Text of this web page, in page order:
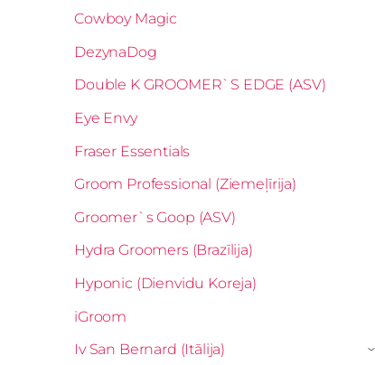
Cowboy Magic
DezynaDog
Double K GROOMER`S EDGE (ASV)
Eye Envy
Fraser Essentials
Groom Professional (Ziemeļīrija)
Groomer`s Goop (ASV)
Hydra Groomers (Brazīlija)
Hyponic (Dienvidu Koreja)
iGroom
Iv San Bernard (Itālija)